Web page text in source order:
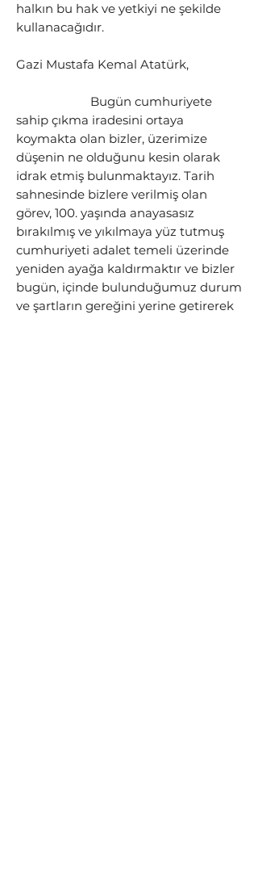
halkın bu hak ve yetkiyi ne şekilde
kullanacağıdır.
Gazi Mustafa Kemal Atatürk,
Bugün cumhuriyete
sahip çıkma iradesini ortaya
koymakta olan bizler, üzerimize
düşenin ne olduğunu kesin olarak
idrak etmiş bulunmaktayız. Tarih
sahnesinde bizlere verilmiş olan
görev, 100. yaşında anayasasız
bırakılmış ve yıkılmaya yüz tutmuş
cumhuriyeti adalet temeli üzerinde
yeniden ayağa kaldırmaktır ve bizler
bugün, içinde bulunduğumuz durum
ve şartların gereğini yerine getirerek